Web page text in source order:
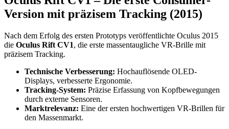
Version mit präzisem Tracking (2015)
Nach dem Erfolg des ersten Prototyps veröffentlichte Oculus 2015
die Oculus Rift CV1, die erste massentaugliche VR-Brille mit
präzisem Tracking.
Technische Verbesserung: Hochauflösende OLED-
Displays, verbesserte Ergonomie.
Tracking-System: Präzise Erfassung von Kopfbewegungen
durch externe Sensoren.
Marktrelevanz: Eine der ersten hochwertigen VR-Brillen für
den Massenmarkt.